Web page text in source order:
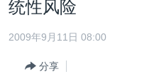
转
内
国际
统性风险
2009年9月11日 08:00
分享